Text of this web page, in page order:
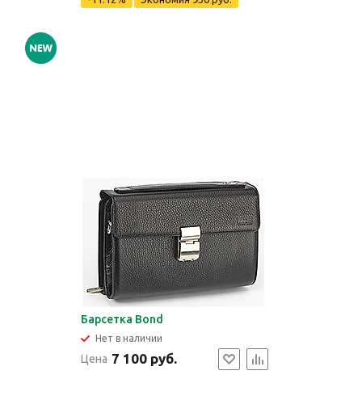
Барсетка Bond
Нет в наличии
Цена 7 100 руб.